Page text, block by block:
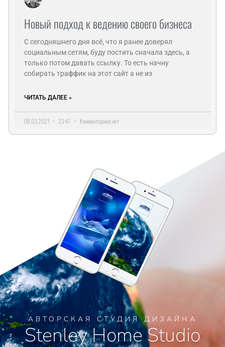
Новый подход к ведению своего бизнеса
С сегодняшнего дня всё, что я ранее доверял
социальным сетям, буду постить сначала здесь, а
только потом давать ссылку. То есть начну
собирать траффик на этот сайт а не из
ЧИТАТЬ ДАЛЕЕ »
08.03.2021 23:47 Комментариев нет
АВТОРСКАЯ СТУДИЯ ДИЗАЙНА
Stenley Home Studio